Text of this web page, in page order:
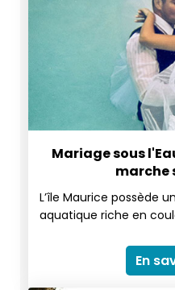
Venez savourer ces
magnifique
mariage grandiose -
convives et portez un
évènement en
Mariage sous
marche
L’île Maurice possède
aquatique riche en
magnifiques espèces
composent L’Océan
originale d'échanger
En